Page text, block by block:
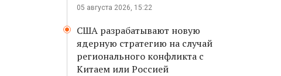
05 августа 2026, 15:22
США разрабатывают новую
ядерную стратегию на случай
регионального конфликта с
Китаем или Россией